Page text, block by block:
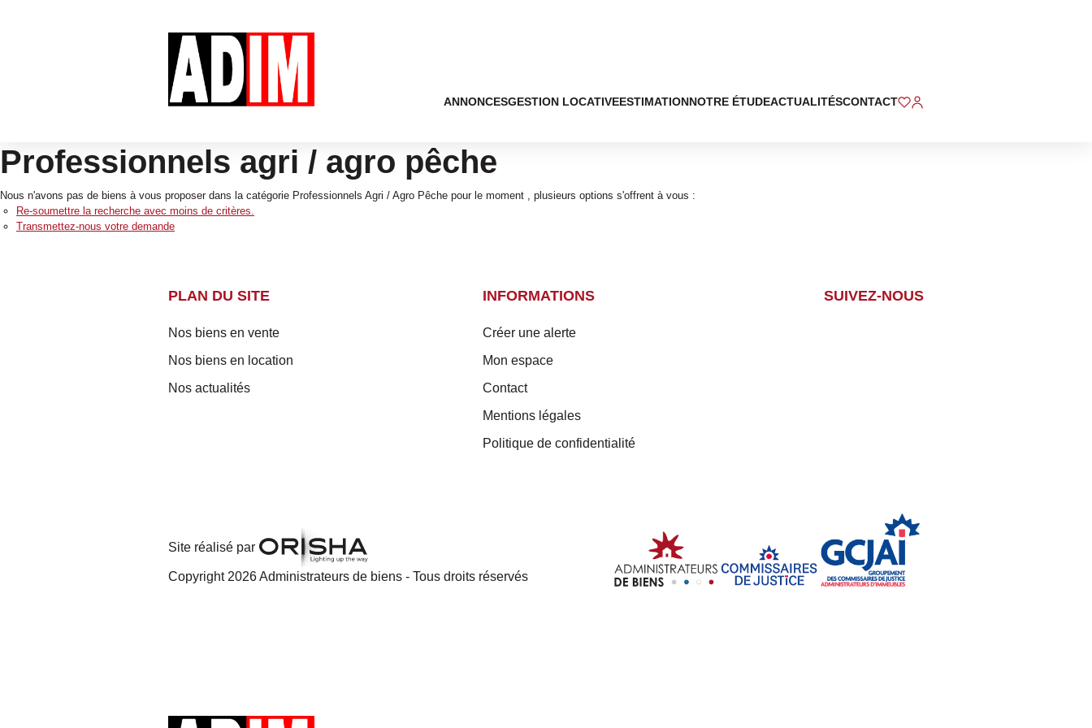
ANNONCESGESTION LOCATIVEESTIMATIONNOTRE ÉTUDEACTUALITÉSCONTACT
Professionnels agri / agro pêche
Nous n'avons pas de biens à vous proposer dans la catégorie Professionnels Agri / Agro Pêche pour le moment , plusieurs options s'offrent à vous :
Re-soumettre la recherche avec moins de critères.
Transmettez-nous votre demande
PLAN DU SITE
Nos biens en vente
Nos biens en location
Nos actualités
INFORMATIONS
Créer une alerte
Mon espace
Contact
Mentions légales
Politique de confidentialité
SUIVEZ-NOUS
Site réalisé par
Copyright 2026 Administrateurs de biens - Tous droits réservés